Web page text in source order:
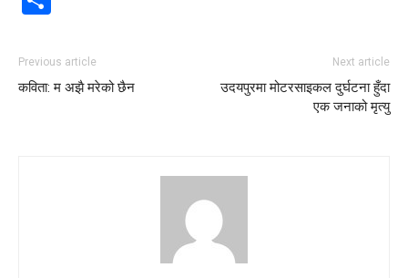
Previous article
कविता: म अझै मरेको छैन
Next article
उदयपुरमा मोटरसाइकल दुर्घटना हुँदा
एक जनाको मृत्यु